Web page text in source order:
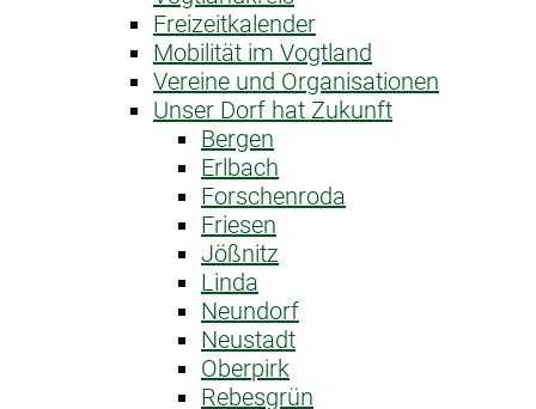
Freizeitkalender
Mobilität im Vogtland
Vereine und Organisationen
Unser Dorf hat Zukunft
Bergen
Erlbach
Forschenroda
Friesen
Jößnitz
Linda
Neundorf
Neustadt
Oberpirk
Rebesgrün